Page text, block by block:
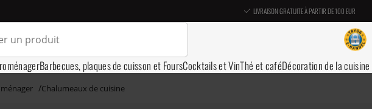
LIVRAISON GRATUITE À PARTIR DE 100 EUR
Barbecues, plaques de cuisson et FoursCocktails et VinThé et caféDécoration de la cuisine
Chalumeaux de cuisine